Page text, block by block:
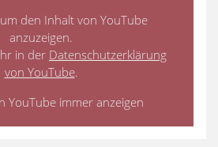
den Inhalt von YouTube
anzuzeigen.
in der Datenschutzerklärung
von YouTube.
YouTube immer anzeigen